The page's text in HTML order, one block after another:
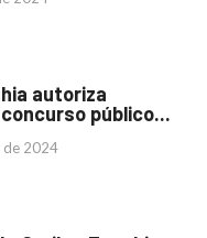
autoriza
público...
de 2024